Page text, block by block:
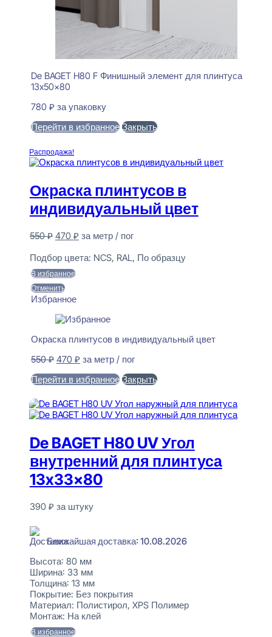
De BAGET H80 F Финишный элемент для плинтуса
13x50x80
780 ₽ за упаковку
Перейти в избранное Закрыть
Распродажа!
Окраска плинтусов в
индивидуальный цвет
550₽ Первоначальная
составляла
550 ₽.
470 ₽Текущая
470 ₽.
за метр / пог
Подбор цвета: NCS, RAL, По образцу
В избранное
Отменить
Избранное
Окраска плинтусов в индивидуальный цвет
550₽ Первоначальная
составляла
470 ₽Текущая
470 ₽.
за метр / пог
Перейти в избранное Закрыть
De BAGET H80 UV Угол
внутренний для плинтуса
13x33x80
390 ₽ за штуку
Ближайшая доставка: 10.08.2026
Высота: 80 мм
Ширина: 33 мм
Толщина: 13 мм
Покрытие: Без покрытия
Материал: Полистирол, XPS Полимер
Монтаж: На клей
В избранное